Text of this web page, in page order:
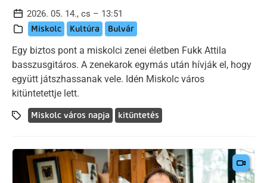
2026. 05. 14., cs – 13:51
Miskolc Kultúra Bulvár
Egy biztos pont a miskolci zenei életben Fukk Attila
basszusgitáros. A zenekarok egymás után hívják el, hogy
együtt játszhassanak vele. Idén Miskolc város
kitüntetettje lett.
Miskolc város napja kitüntetés